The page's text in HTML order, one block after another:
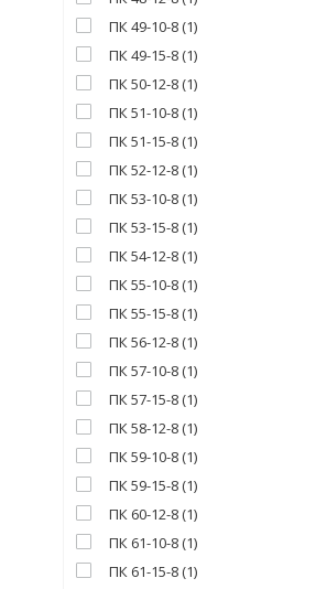
ПК 49-10-8 (1)
ПК 49-15-8 (1)
ПК 50-12-8 (1)
ПК 51-10-8 (1)
ПК 51-15-8 (1)
ПК 52-12-8 (1)
ПК 53-10-8 (1)
ПК 53-15-8 (1)
ПК 54-12-8 (1)
ПК 55-10-8 (1)
ПК 55-15-8 (1)
ПК 56-12-8 (1)
ПК 57-10-8 (1)
ПК 57-15-8 (1)
ПК 58-12-8 (1)
ПК 59-10-8 (1)
ПК 59-15-8 (1)
ПК 60-12-8 (1)
ПК 61-10-8 (1)
ПК 61-15-8 (1)